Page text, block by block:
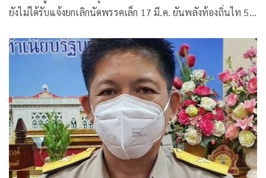
ยังไม่ได้รับแจ้งยกเลิกนัดพรรคเล็ก 17 มี.ค. ยันพลังท้องถิ่นไท 5